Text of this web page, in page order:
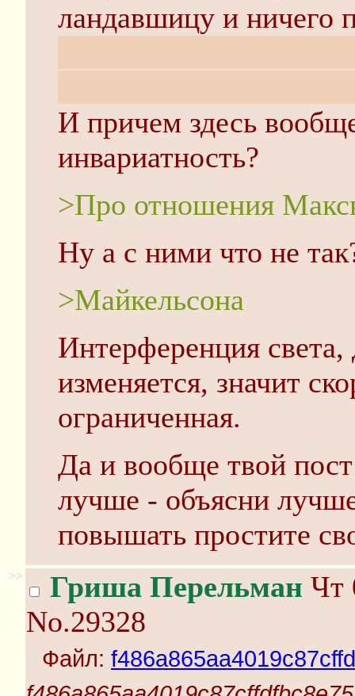
ландавшицу и ничего
И причем здесь
инвариатность?
>Про отношения
Ну а с ними что не
>Майкельсона
Интерференция
изменяется, значит
ограниченная.
Да и вообще твой
лучше - объясни
повышать простите
>> Гриша Перельман Чт
No.29328
Файл: